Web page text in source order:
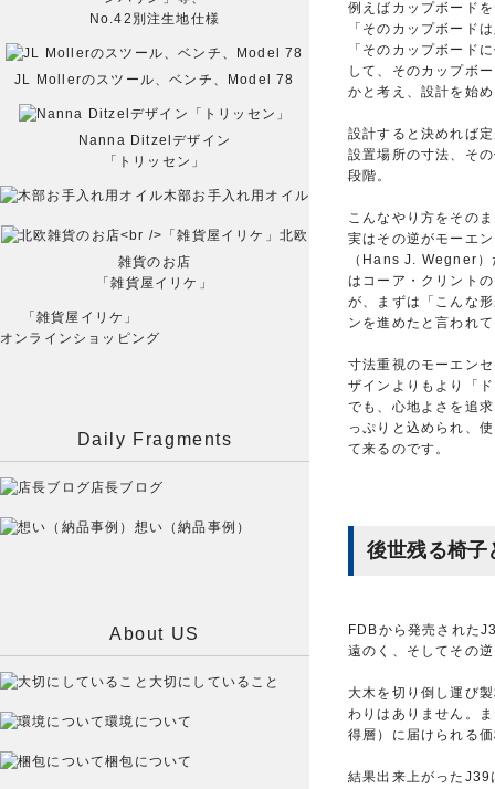
例えばカップボード
「そのカップボード
「そのカップボード
して、そのカップボ
かと考え、設計を始
設計すると決めれば
設置場所の寸法、そ
段階。
こんなやり方をその
実はその逆がモーエ
（Hans J. Wegner
はコーア・クリント
が、まずは「こんな
ンを進めたと言われ
寸法重視のモーエン
ザインよりもより「
でも、心地よさを追
っぷりと込められ、
て来るのです。
後世残る椅子
FDBから発売された
遠のく、そしてその
大木を切り倒し運び
わりはありません。
得層）に届けられる
結果出来上がったJ39
No.42別注生地仕様
JL Mollerのスツール、ベンチ、Model 78
Nanna Ditzelデザイン
「トリッセン」
木部お手入れ用オイル
北欧
雑貨のお店
「雑貨屋イリケ」
「雑貨屋イリケ」
オンラインショッピング
Daily Fragments
店長ブログ
想い（納品事例）
About US
大切にしていること
環境について
梱包について